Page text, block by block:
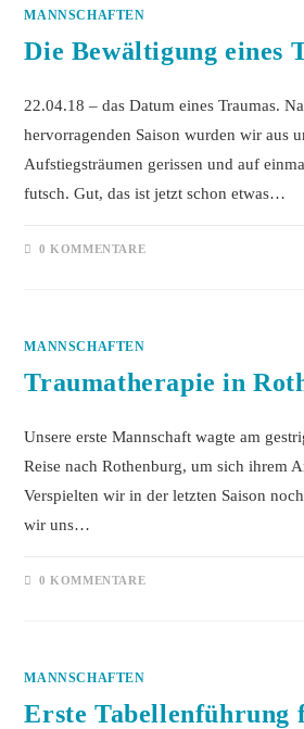
MANNSCHAFTEN
Die Bewältigung eines
22.04.18 – das Datum eines Traumas.
hervorragenden Saison wurden wir aus
Aufstiegsträumen gerissen und auf
futsch. Gut, das ist jetzt schon etwas…
0 KOMMENTARE
MANNSCHAFTEN
Traumatherapie in
Unsere erste Mannschaft wagte am
Reise nach Rothenburg, um sich ihrem
Verspielten wir in der letzten Saison
wir uns…
0 KOMMENTARE
MANNSCHAFTEN
Erste Tabellenführung